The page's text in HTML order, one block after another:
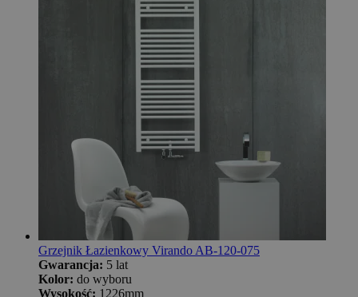
Grzejnik Łazienkowy Virando AB-120-075
Gwarancja: 5 lat
Kolor: do wyboru
Wysokość: 1226mm